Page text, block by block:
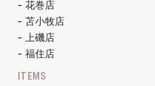
- 花巻店
- 苫小牧店
- 上磯店
- 福住店
ITEMS